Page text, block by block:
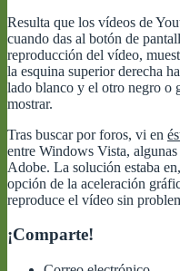
Resulta que los vídeos de
cuando das al botón de
reproducción del vídeo,
la esquina superior derecha
lado blanco y el otro negro o
mostrar.
Tras buscar por foros, vi en
entre Windows Vista,
Adobe. La solución estaba
opción de la aceleración
reproduce el vídeo sin
¡Comparte!